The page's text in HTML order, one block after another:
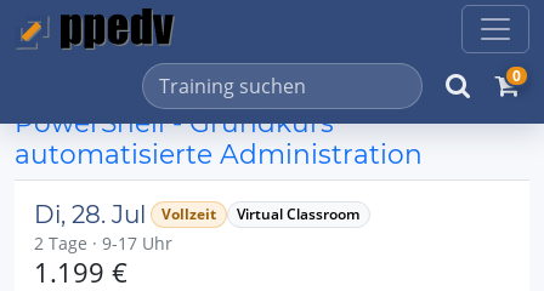
0
PowerShell - Grundkurs
automatisierte Administration
Di, 28. Jul Vollzeit Virtual Classroom
2 Tage · 9-17 Uhr
1.199 €